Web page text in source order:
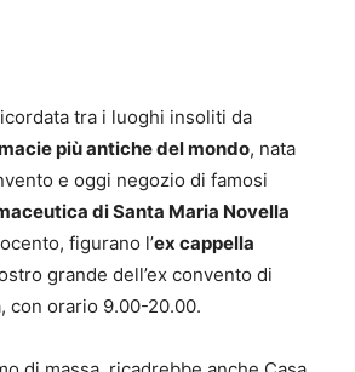
tra i luoghi insoliti da
più antiche del mondo, nata
e oggi negozio di famosi
di Santa Maria Novella
figurano l’ex cappella
grande dell’ex convento di
con orario 9.00-20.00.